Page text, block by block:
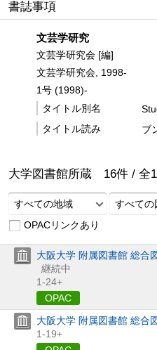
書誌事項
文芸学研究
文芸学研究会 [編]
文芸学研究会, 1998-
1号 (1998)-
タイトル別名
タイトル読み
ブ
大学図書館所蔵 16件 / 全
すべての地域
すべての
OPACリンクあり
大阪大学 附属図書館 総合
継続中
1-24+
OPAC
大阪大学 附属図書館 総合
1-19+